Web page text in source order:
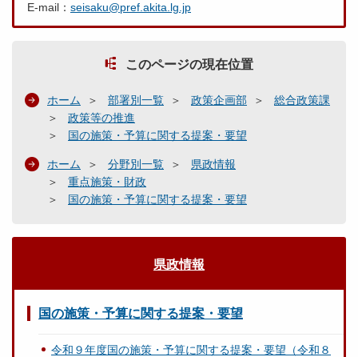
E-mail： seisaku@pref.akita.lg.jp
このページの現在位置
ホーム 部署別一覧 政策企画部
総合政策課
政策等の推進
国の施策・予算に関する提案・要望
ホーム 分野別一覧
県政情報
重点施策・財政
国の施策・予算に関する提案・要望
県政情報
国の施策・予算に関する提案・要望
令和９年度国の施策・予算に関する提案・要望（令和８